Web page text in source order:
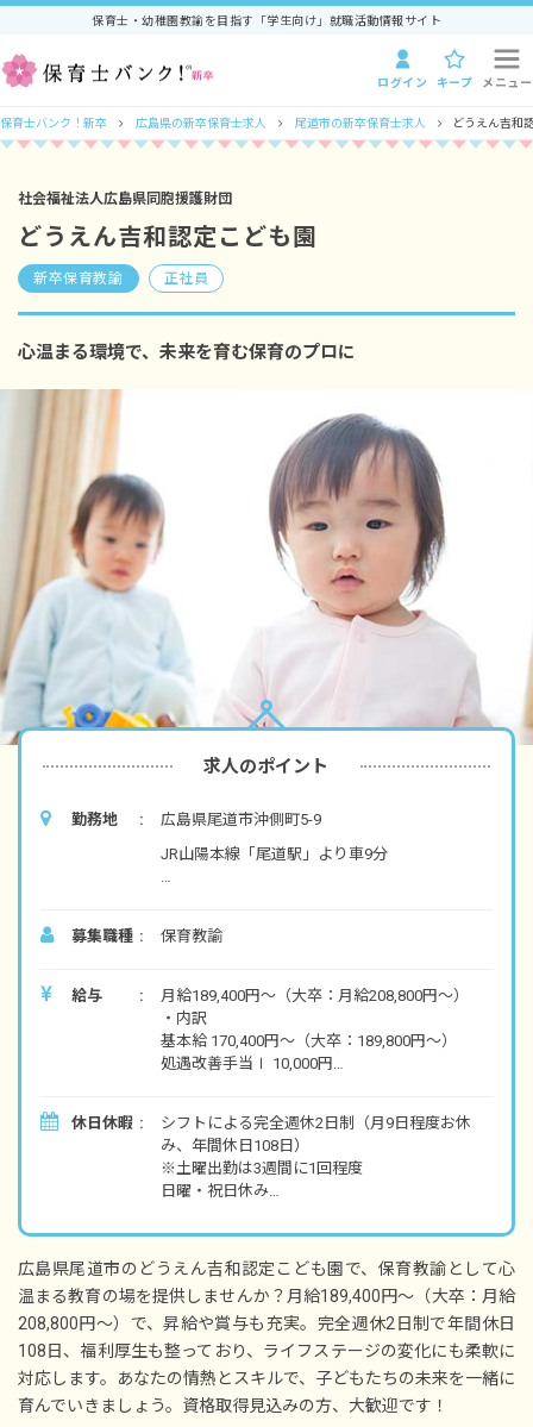
保育士・幼稚園教諭を目指す「学生向け」就職活動情報サイト
ログイン キープ メニュー
保育士バンク！新卒 広島県の新卒保育士求人 尾道市の新卒保育士求人 どうえん吉和
社会福祉法人広島県同胞援護財団
どうえん吉和認定こども園
新卒保育教諭 正社員
心温まる環境で、未来を育む保育のプロに
求人のポイント
勤務地
広島県尾道市沖側町5-9
JR山陽本線「尾道駅」より車9分
※バイク・自転車通勤OK（駐輪場無料）
募集職種 保育教諭
給与
月給189,400円～（大卒：月給208,800円～）
・内訳
基本給 170,400円〜（大卒：189,800円～）
処遇改善手当Ⅰ 10,000円
・別途支給手当
処遇改善手当Ⅱ 5,000円～40,000円
通勤手当 実費支給（上限なし）
昇給年1回（4月）※昨年実績：1,200円〜3,500
円／月
賞与年3回（7月・12月・3月）※昨年実績：3.9
カ月分
※新卒採用の1年目は固定2.0カ月分（人事考課
対象外により3月期末賞与なしのため）
休日休暇
シフトによる完全週休2日制（月9日程度お休
み、年間休日108日）
※土曜出勤は3週間に1回程度
日曜・祝日休み
年次有給休暇（取得率70%／1時間単位から取得
可能）
※採用時に10日付与、年度後半採用の場合は5
日付与
産前産後休暇、育児休業（配偶者出産休暇）
※取得率100％・復帰率90%
※産前休暇については、法定6週+2週の計8週前
から取得可能
介護休業
広島県尾道市のどうえん吉和認定こども園で、保育教諭として心
温まる教育の場を提供しませんか？月給189,400円～（大卒：月給
208,800円～）で、昇給や賞与も充実。完全週休2日制で年間休日
108日、福利厚生も整っており、ライフステージの変化にも柔軟に
対応します。あなたの情熱とスキルで、子どもたちの未来を一緒に
育んでいきましょう。資格取得見込みの方、大歓迎です！